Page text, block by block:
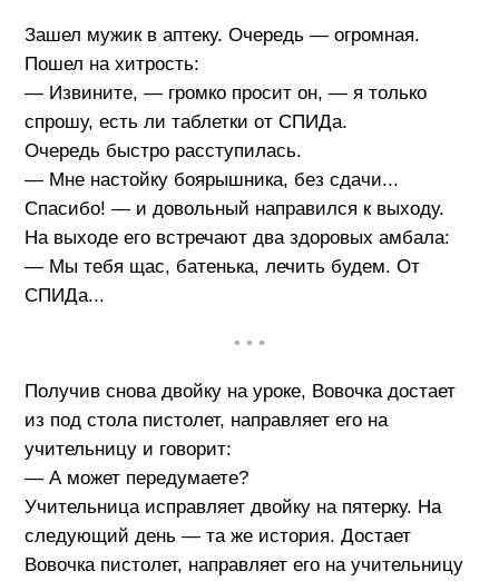
Зашел мужик в аптеку. Очередь — огромная.
Пошел на хитрость:
— Извините, — громко просит он, — я только
спрошу, есть ли таблетки от СПИДа.
Очередь быстро расступилась.
— Мне настойку боярышника, без сдачи...
Спасибо! — и довольный направился к выходу.
На выходе его встречают два здоровых амбала:
— Мы тебя щас, батенька, лечить будем. От
СПИДа...
• • •
Получив снова двойку на уроке, Вовочка достает
из под стола пистолет, направляет его на
учительницу и говорит:
— А может передумаете?
Учительница исправляет двойку на пятерку. На
следующий день — та же история. Достает
Вовочка пистолет, направляет его на учительницу